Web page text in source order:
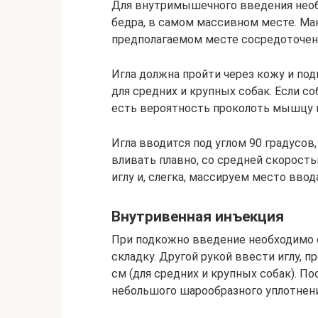
Для внутримышечного введения
бедра, в самом массивном месте.
предполагаемом месте
Игла должна пройти через кожу и
для средних и крупных собак. Если
есть вероятность проколоть мышцу
Игла вводится под углом 90
вливать плавно, со средней
иглу и, слегка, массируем место
Внутривенная инъекция
При подкожно введение необходимо
складку. Другой рукой ввести иглу,
см (для средних и крупных собак).
небольшого шарообразного